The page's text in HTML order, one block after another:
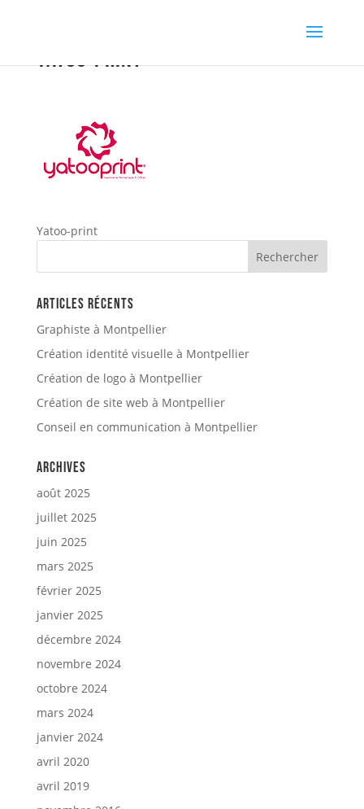
Yatoo-print
Yatoo-print
Articles récents
Graphiste à Montpellier
Création identité visuelle à Montpellier
Création de logo à Montpellier
Création de site web à Montpellier
Conseil en communication à Montpellier
Archives
août 2025
juillet 2025
juin 2025
mars 2025
février 2025
janvier 2025
décembre 2024
novembre 2024
octobre 2024
mars 2024
janvier 2024
avril 2020
avril 2019